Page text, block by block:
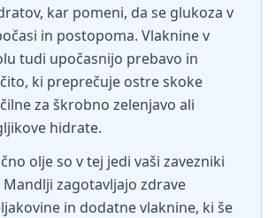
kar pomeni, da se glukoza v
in postopoma. Vlaknine v
tudi upočasnijo prebavo in
ki preprečuje ostre skoke
za škrobno zelenjavo ali
hidrate.
olje so v tej jedi vaši zavezniki
zagotavljajo zdrave
in dodatne vlaknine, ki še